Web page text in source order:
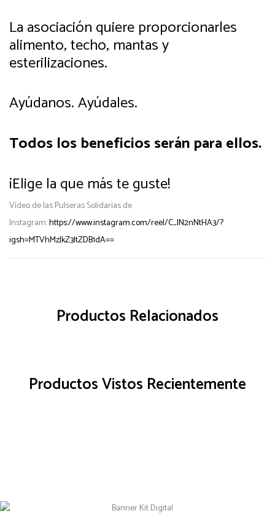
La asociación quiere proporcionarles
alimento, techo, mantas y
esterilizaciones.
Ayúdanos. Ayúdales.
Todos los beneficios serán para ellos.
¡Elige la que más te guste!
Vídeo de las Pulseras Solidarias de
Instagram:https://www.instagram.com/reel/C_IN2nNtHA3/?
igsh=MTVhMzJkZ3ltZDB1dA==
Productos Relacionados
Productos Vistos Recientemente